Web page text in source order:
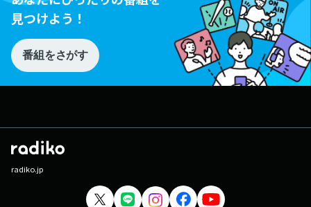
見つけよう！
番組をさがす
radiko.jp